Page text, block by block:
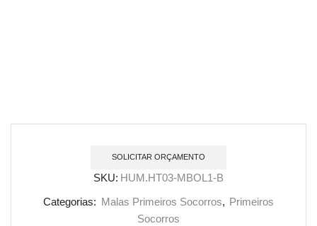
SOLICITAR ORÇAMENTO
SKU: HUM.HT03-MBOL1-B
Categorias: Malas Primeiros Socorros, Primeiros
Socorros